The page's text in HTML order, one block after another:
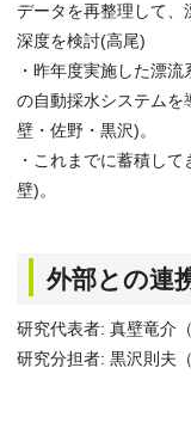
データを再整理して、
深度を検討(高尾)
・昨年度実施した漂
の自動採水システムを
壁・佐野・黒沢)。
・これまでに蓄積し
壁)。
外部との連
研究代表者: 真壁竜介
研究分担者: 黒沢則夫